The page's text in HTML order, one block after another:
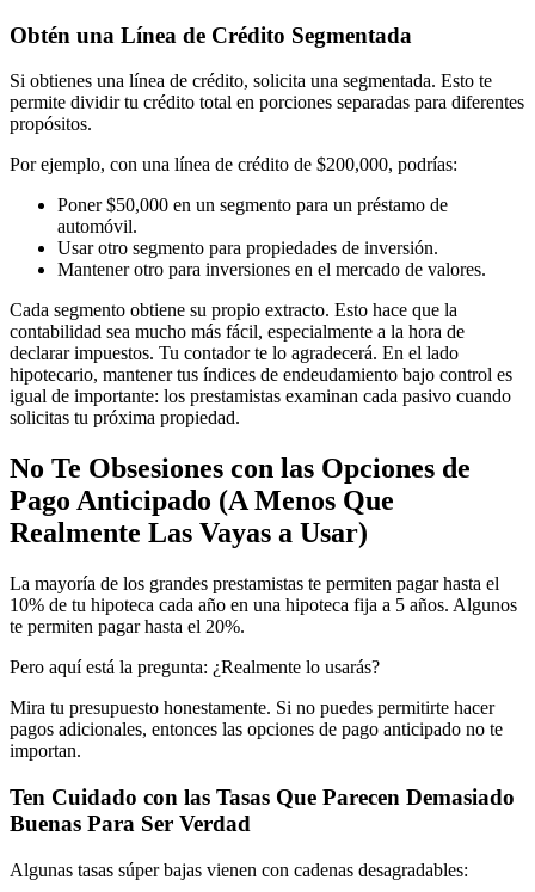
Obtén una Línea de Crédito Segmentada
Si obtienes una línea de crédito, solicita una segmentada. Esto te
permite dividir tu crédito total en porciones separadas para diferentes
propósitos.
Por ejemplo, con una línea de crédito de $200,000, podrías:
Poner $50,000 en un segmento para un préstamo de
automóvil.
Usar otro segmento para propiedades de inversión.
Mantener otro para inversiones en el mercado de valores.
Cada segmento obtiene su propio extracto. Esto hace que la
contabilidad sea mucho más fácil, especialmente a la hora de
declarar impuestos. Tu contador te lo agradecerá. En el lado
hipotecario, mantener tus índices de endeudamiento bajo control es
igual de importante: los prestamistas examinan cada pasivo cuando
solicitas tu próxima propiedad.
No Te Obsesiones con las Opciones de
Pago Anticipado (A Menos Que
Realmente Las Vayas a Usar)
La mayoría de los grandes prestamistas te permiten pagar hasta el
10% de tu hipoteca cada año en una hipoteca fija a 5 años. Algunos
te permiten pagar hasta el 20%.
Pero aquí está la pregunta: ¿Realmente lo usarás?
Mira tu presupuesto honestamente. Si no puedes permitirte hacer
pagos adicionales, entonces las opciones de pago anticipado no te
importan.
Ten Cuidado con las Tasas Que Parecen Demasiado
Buenas Para Ser Verdad
Algunas tasas súper bajas vienen con cadenas desagradables: